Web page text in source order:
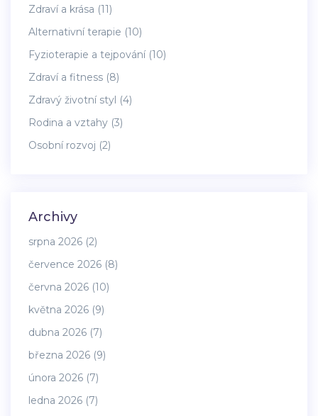
Zdraví a krása (11)
Alternativní terapie (10)
Fyzioterapie a tejpování (10)
Zdraví a fitness (8)
Zdravý životní styl (4)
Rodina a vztahy (3)
Osobní rozvoj (2)
Archivy
srpna 2026 (2)
července 2026 (8)
června 2026 (10)
května 2026 (9)
dubna 2026 (7)
března 2026 (9)
února 2026 (7)
ledna 2026 (7)